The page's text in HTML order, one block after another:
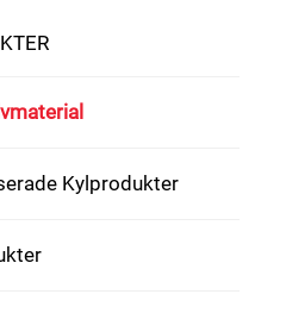
Kylprodukter